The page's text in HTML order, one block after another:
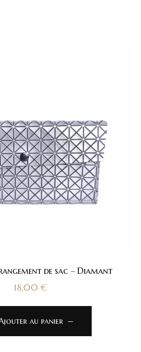
de sac – Diamant
18,00 €
au panier